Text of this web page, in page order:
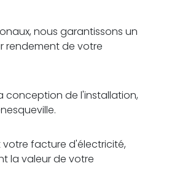
nous garantissons un
rendement de votre
conception de l'installation,
facture d'électricité,
la valeur de votre